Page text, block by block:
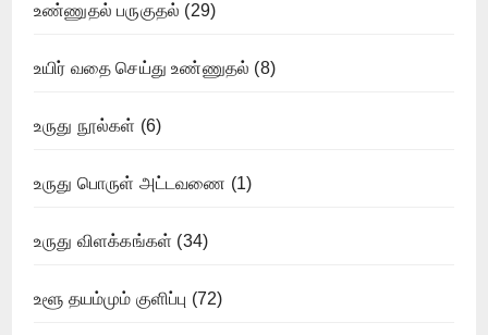
உண்ணுதல் பருகுதல் (29)
உயிர் வதை செய்து உண்ணுதல் (8)
உருது நூல்கள் (6)
உருது பொருள் அட்டவணை (1)
உருது விளக்கங்கள் (34)
உளூ தயம்மும் குளிப்பு (72)